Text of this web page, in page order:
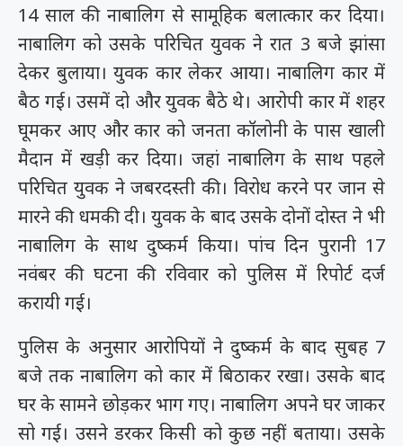
14 साल की नाबालिग से सामूहिक बलात्कार कर दिया।
नाबालिग को उसके परिचित युवक ने रात 3 बजे झांसा
देकर बुलाया। युवक कार लेकर आया। नाबालिग कार में
बैठ गई। उसमें दो और युवक बैठे थे। आरोपी कार में शहर
घूमकर आए और कार को जनता कॉलोनी के पास खाली
मैदान में खड़ी कर दिया। जहां नाबालिग के साथ पहले
परिचित युवक ने जबरदस्ती की। विरोध करने पर जान से
मारने की धमकी दी। युवक के बाद उसके दोनों दोस्त ने भी
नाबालिग के साथ दुष्कर्म किया। पांच दिन पुरानी 17
नवंबर की घटना की रविवार को पुलिस में रिपोर्ट दर्ज
करायी गई।
पुलिस के अनुसार आरोपियों ने दुष्कर्म के बाद सुबह 7
बजे तक नाबालिग को कार में बिठाकर रखा। उसके बाद
घर के सामने छोड़कर भाग गए। नाबालिग अपने घर जाकर
सो गई। उसने डरकर किसी को कुछ नहीं बताया। उसके